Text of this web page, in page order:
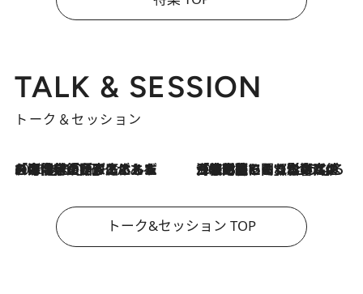
TALK & SESSION
トーク＆セッション
2026.8.3
「今後値上げがあるとすれば…」「リスクがあるのは今年の冬」エネルギー専門家が語る、ホルムズ海峡封鎖が家庭にもたらす“ある心配” 2026.8.3
「住宅建てられない…」「サーチャージ料の高値が続いている」ホルムズ海峡封鎖による影響はいつまで続く？《エネルギー専門家に聞く“どうなる日本の暮らし”》
トーク&セッション TOP